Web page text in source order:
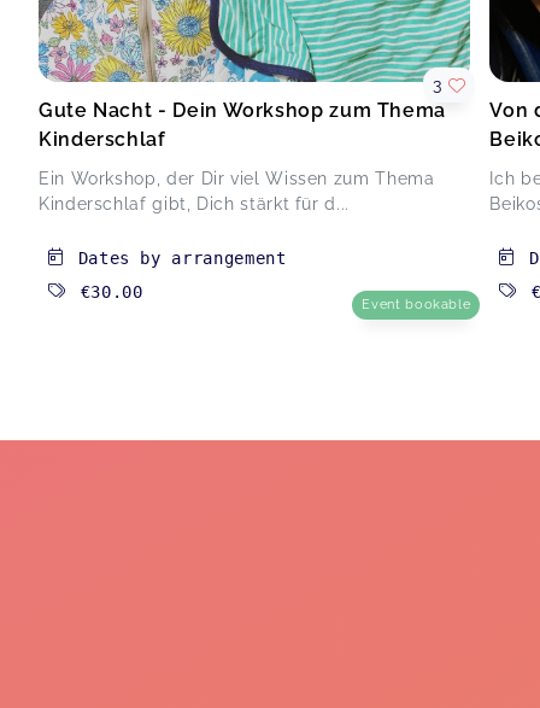
Gute Nacht - Dein Workshop zum Thema
Kinderschlaf
Ein Workshop, der Dir viel Wissen zum Thema
Kinderschlaf gibt, Dich stärkt für d...
3
Dates by arrangement
€30.00
Event bookable
Von
Ich